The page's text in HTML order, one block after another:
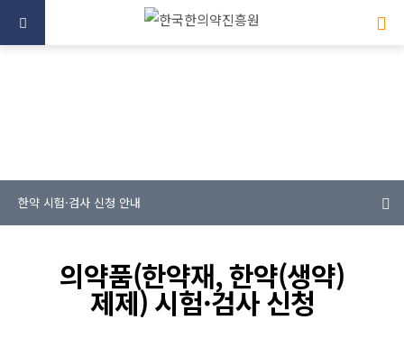
한약 시험·검사 신청 안내
의약품(한약재, 한약(생약)
제제) 시험·검사 신청